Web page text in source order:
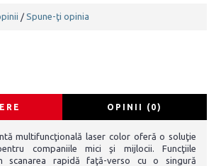
/ Spune-ţi opinia
OPINII (0)
multifuncţională laser color oferă o soluţie
companiile mici şi mijlocii. Funcţiile
scanarea rapidă faţă-verso cu o singură